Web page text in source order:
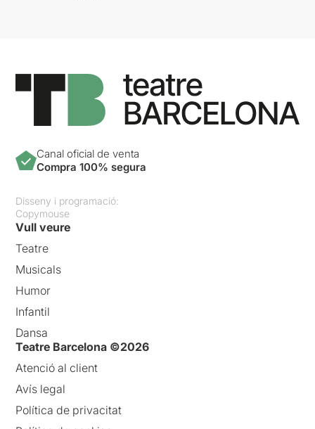
Canal oficial de venta
Compra 100% segura
Disseny i programació:
Copymouse
Vull veure
Teatre
Musicals
Humor
Infantil
Dansa
Teatre Barcelona ©2026
Atenció al client
Avís legal
Política de privacitat